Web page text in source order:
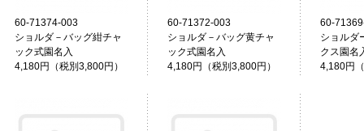
60-71374-003
ショルダ－バッグ紺チャ
ック式園名入
4,180円（税別3,800円）
60-71372-003
ショルダ－バッグ黄チャ
ック式園名入
4,180円（税別3,800円）
60-
ショルダ
クス園名
4,180円